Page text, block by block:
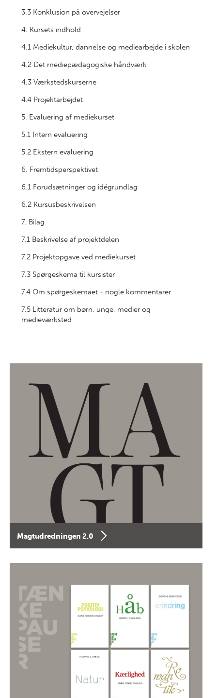
3.3 Konklusion på overvejelser
4. Kursets indhold
4.1 Mediekultur, dannelse og mediearbejde i skolen
4.2 Det mediepædagogiske håndværk
4.3 Værkstedskurserne
4.4 Projektarbejdet
5. Evaluering af mediekurset
5.1 Intern evaluering
5.2 Ekstern evaluering
6. Fremtidsperspektivet
6.1 Forudsætninger og idégrundlag
6.2 Kursusbeskrivelsen
7. Bilag
7.1 Beskrivelse af projektdelen
7.2 Projektopgave ved mediekurset
7.3 Spørgeskema til kursister
7.4 Om spørgeskemaet - nogle kommentarer
7.5 Litteratur om børn, unge, medier og
medieværksted
Magtudredningen 2.0